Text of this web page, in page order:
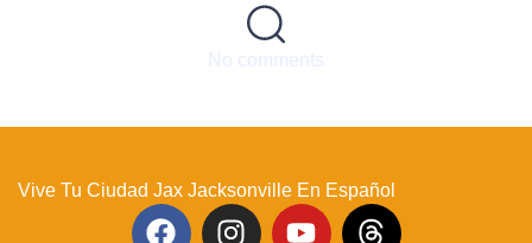
No comments
Vive Tu Ciudad Jax Jacksonville En Español